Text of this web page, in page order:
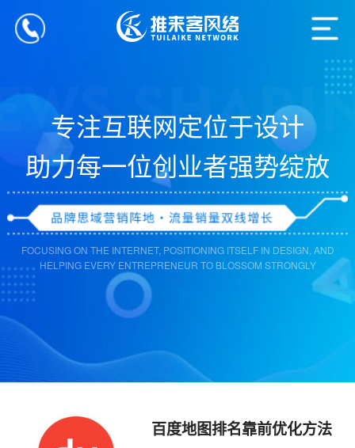
专注互联网定位于设计
助力每一位创业者强势绽放
FOCUSING ON THE INTERNET, POSITIONING ITSELF IN DESIGN, AND
HELPING EVERY ENTREPRENEUR TO BLOSSOM STRONGLY
百度地图排名靠前优化方法